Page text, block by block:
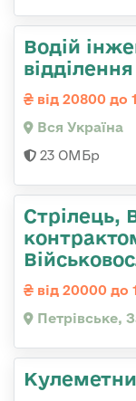
Водій
відділення
від 20800 до
Вся Україна
23 ОМБр
Стрілець,
від 20000 до
Петрівське,